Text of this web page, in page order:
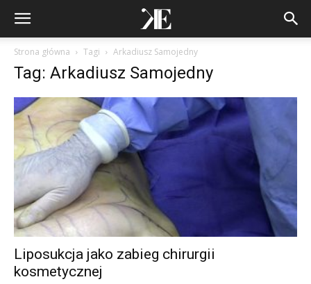
Strona główna Tagi Arkadiusz Samojedny
Tag: Arkadiusz Samojedny
Liposukcja jako zabieg chirurgii
kosmetycznej